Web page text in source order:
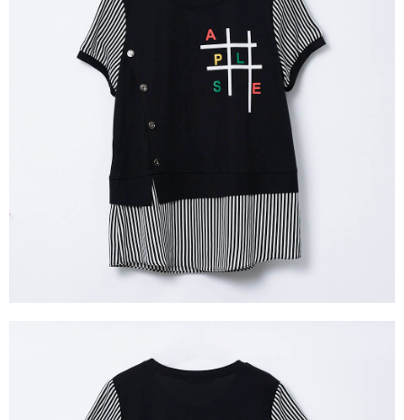
2.透過簡訊連結打開帳單後，可選擇「超商條碼／台灣大直營門市／銀行轉
帳／街口支付／iPASS MONEY」等通路繳費。
【注意事項】
1.本服務係由「台灣大哥大股份有限公司」（以下簡稱本公司）所提供，讓
用戶於交易時，得透過本服務購買商品或服務，並由商店將買賣／分期付款
買賣價金債權讓與本公司後，依約使用本公司帳單繳交帳款。
2.基於同意付款使用「大哥付你分期」之契約關係目的，商店將以您的個人
資料（包含姓名、電話或地址）提供予台灣大哥大進項蒐集、處理及利用，
由本公司與您本人進行分期帳單所需資料之確認、核對及更正。
3.完整用戶服務條款，請詳閱以下連結：
https://oppay.tw/userRule
１．於結帳方式選擇「AFTEE先享後付」後，將跳轉至「AFTEE先享後付」
結帳頁面，進行簡訊認證並確認金額後，即可完成結帳。
２．訂單成立數日內，您將收到繳費通知簡訊。
３．收到繳費通知簡訊後14天內，點擊此簡訊中的連結，可透過四大超商／
ATM／網路銀行／等多元方式進行付款，方視為交易完成。
※ 請注意：結帳手續完成當下不需立刻繳費，但若您需要取消訂單，請聯絡
購買商品的店家。未經商家同意取消之訂單仍視為有效，需透過AFTEE先享
後付繳納相關費用。
※ 交易是否成功請以「AFTEE先享後付 」之結帳頁面顯示為準，若有關於
是否繳費成功／繳費後需取消欲退款等相關疑問，請聯繫「AFTEE先享後付
https://netprotections.freshdesk.com/support/home
１．透過由恩沛科技股份有限公司提供之「AFTEE先享後付」服務完成之交
易，需依本服務之必要範圍內提供個人資料，並將交易相關給付款項請求債
權轉讓予恩沛科技股份有限公司。
２．關於個人資料處理事宜，請瀏覽以下網址：
https://aftee.tw/terms/#terms3
時審查核予不同之上限額度；若仍有額度不足之情形，本公司將視審查結果
請求用戶進行身份認證。
５．嚴禁一人註冊多個帳號或使用他人資訊註冊。若發現惡意使用之情形，
恩沛科技股份有限公司將有權停止該用戶之使用額度並採取法律行動。
每筆NT$120，滿NT$2,000(含以上)免運費
每筆NT$120，滿NT$2,000(含以上)免運費